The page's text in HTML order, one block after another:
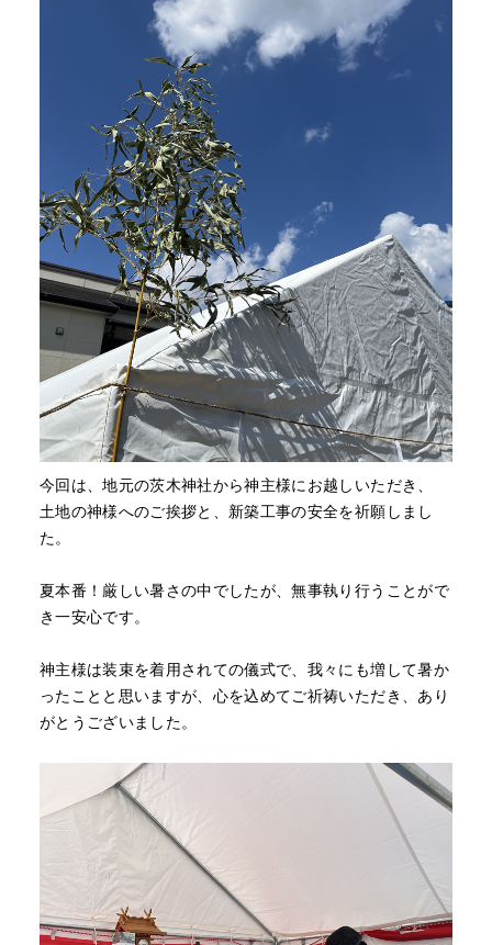
今回は、地元の茨木神社から神主様にお越しいただき、
土地の神様へのご挨拶と、新築工事の安全を祈願しまし
た。
夏本番！厳しい暑さの中でしたが、無事執り行うことがで
き一安心です。
神主様は装束を着用されての儀式で、我々にも増して暑か
ったことと思いますが、心を込めてご祈祷いただき、あり
がとうございました。